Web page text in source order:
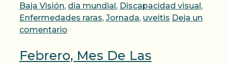
Baja Visión, dia mundial, Discapacidad visual,
Enfermedades raras, Jornada, uveitis Deja un
comentario
Febrero, Mes De Las